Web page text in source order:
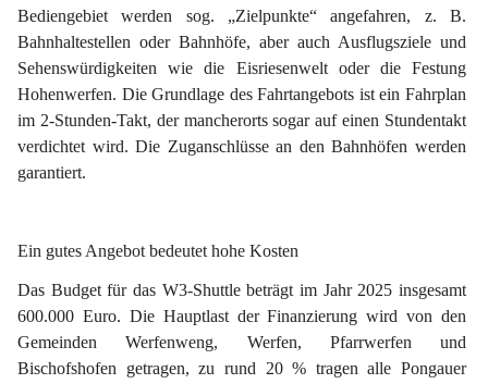
Bediengebiet werden sog. „Zielpunkte“ angefahren, z. B.
Bahnhaltestellen oder Bahnhöfe, aber auch Ausflugsziele und
Sehenswürdigkeiten wie die Eisriesenwelt oder die Festung
Hohenwerfen. Die Grundlage des Fahrtangebots ist ein Fahrplan
im 2-Stunden-Takt, der mancherorts sogar auf einen Stundentakt
verdichtet wird. Die Zuganschlüsse an den Bahnhöfen werden
garantiert.
Ein gutes Angebot bedeutet hohe Kosten
Das Budget für das W3-Shuttle beträgt im Jahr 2025 insgesamt
600.000 Euro. Die Hauptlast der Finanzierung wird von den
Gemeinden Werfenweng, Werfen, Pfarrwerfen und
Bischofshofen getragen, zu rund 20 % tragen alle Pongauer